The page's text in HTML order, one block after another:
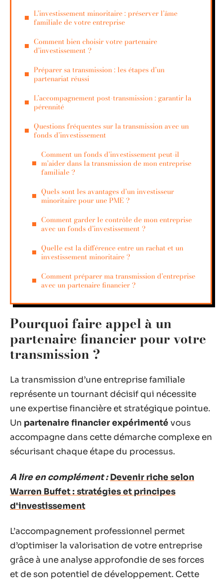
L’investissement minoritaire : préserver l’âme
familiale de votre entreprise
Comment bien choisir votre partenaire
d’investissement ?
Préparer sa transmission : les étapes d’un
partenariat réussi
L’accompagnement post-transmission : garantir la
pérennité
Questions fréquentes sur la transmission avec un
fonds d’investissement
Comment un fonds d’investissement peut-il
m’aider dans la transmission de mon entreprise
familiale ?
Quels sont les avantages d’un investisseur
minoritaire pour une PME ?
Comment garder le contrôle de mon entreprise
avec un fonds d’investissement ?
Quelle est la différence entre un rachat et un
investissement minoritaire ?
Comment préparer ma transmission d’entreprise
avec un partenaire financier ?
Pourquoi faire appel à un
partenaire financier pour votre
transmission ?
La transmission d’une entreprise familiale
représente un tournant décisif qui nécessite
une expertise financière et stratégique pointue.
Un partenaire financier expérimenté vous
accompagne dans cette démarche complexe en
sécurisant chaque étape du processus.
A lire en complément : Devenir riche selon
Warren Buffet : stratégies et principes
d'investissement
L’accompagnement professionnel permet
d’optimiser la valorisation de votre entreprise
grâce à une analyse approfondie de ses forces
et de son potentiel de développement. Cette